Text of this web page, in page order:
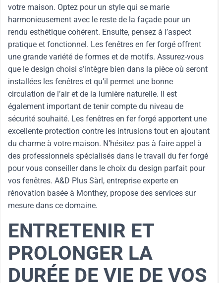
votre maison. Optez pour un style qui se marie
harmonieusement avec le reste de la façade pour un
rendu esthétique cohérent. Ensuite, pensez à l’aspect
pratique et fonctionnel. Les fenêtres en fer forgé offrent
une grande variété de formes et de motifs. Assurez-vous
que le design choisi s’intègre bien dans la pièce où seront
installées les fenêtres et qu’il permet une bonne
circulation de l’air et de la lumière naturelle. Il est
également important de tenir compte du niveau de
sécurité souhaité. Les fenêtres en fer forgé apportent une
excellente protection contre les intrusions tout en ajoutant
du charme à votre maison. N’hésitez pas à faire appel à
des professionnels spécialisés dans le travail du fer forgé
pour vous conseiller dans le choix du design parfait pour
vos fenêtres. A&D Plus Sàrl, entreprise experte en
rénovation basée à Monthey, propose des services sur
mesure dans ce domaine.
ENTRETENIR ET
PROLONGER LA
DURÉE DE VIE DE VOS